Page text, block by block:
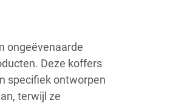
ongeëvenaarde
Deze koffers
specifiek ontworpen
terwijl ze